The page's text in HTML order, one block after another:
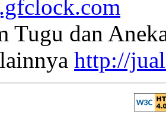
Tugu dan
http://